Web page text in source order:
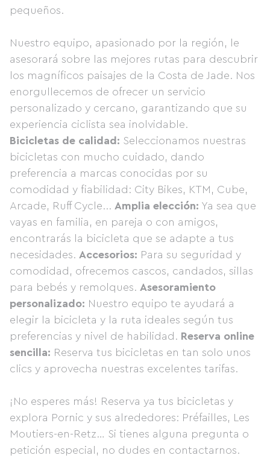
pequeños.
Nuestro equipo, apasionado por la región, le
asesorará sobre las mejores rutas para descubrir
los magníficos paisajes de la Costa de Jade. Nos
enorgullecemos de ofrecer un servicio
personalizado y cercano, garantizando que su
experiencia ciclista sea inolvidable.
Bicicletas de calidad: Seleccionamos nuestras
bicicletas con mucho cuidado, dando
preferencia a marcas conocidas por su
comodidad y fiabilidad: City Bikes, KTM, Cube,
Arcade, Ruff Cycle... Amplia elección: Ya sea que
vayas en familia, en pareja o con amigos,
encontrarás la bicicleta que se adapte a tus
necesidades. Accesorios: Para su seguridad y
comodidad, ofrecemos cascos, candados, sillas
para bebés y remolques. Asesoramiento
personalizado: Nuestro equipo te ayudará a
elegir la bicicleta y la ruta ideales según tus
preferencias y nivel de habilidad. Reserva online
sencilla: Reserva tus bicicletas en tan solo unos
clics y aprovecha nuestras excelentes tarifas.
¡No esperes más! Reserva ya tus bicicletas y
explora Pornic y sus alrededores: Préfailles, Les
Moutiers-en-Retz… Si tienes alguna pregunta o
petición especial, no dudes en contactarnos.